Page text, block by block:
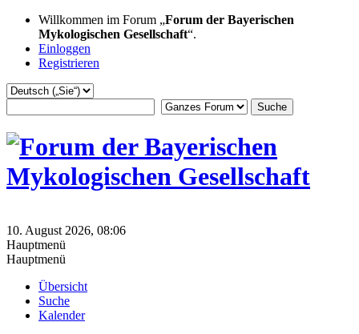
Willkommen im Forum „Forum der Bayerischen
Mykologischen Gesellschaft“.
Einloggen
Registrieren
10. August 2026, 08:06
Hauptmenü
Hauptmenü
Übersicht
Suche
Kalender